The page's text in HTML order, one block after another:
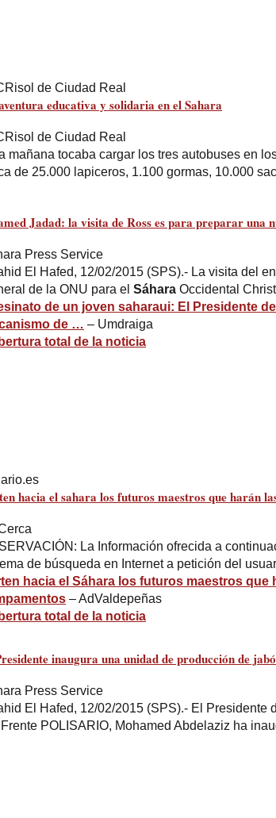
de Ciudad Real
educativa y solidaria en elSahara
de Ciudad Real
mañana tocaba cargar los tres autobuses en
de 25.000 lapiceros, 1.100 gormas, 10.000
Jadad: la visita de Ross es para preparar una
Press Service
El Hafed, 12/02/2015 (SPS).- La visita del
de la ONU para el Sáhara Occidental
de un joven saharaui: El Presidente
de … – Umdraiga
total de la noticia
hacia elsahara los futuros maestros que harán
La Información ofrecida a
de búsqueda en Internet a petición del
hacia el Sáhara los futuros maestros que
– AdValdepeñas
total de la noticia
inaugura una unidad de producción de
Press Service
El Hafed, 12/02/2015 (SPS).- El Presidente
POLISARIO, Mohamed Abdelaziz ha